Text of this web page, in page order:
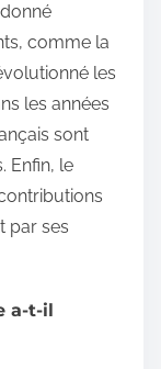
comme la
les
les années
sont
Enfin, le
par ses
a-t-il